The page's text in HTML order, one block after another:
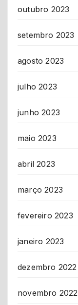
outubro 2023
setembro 2023
agosto 2023
julho 2023
junho 2023
maio 2023
abril 2023
março 2023
fevereiro 2023
janeiro 2023
dezembro 2022
novembro 2022